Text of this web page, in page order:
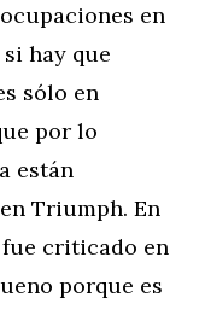
en
hay que
sólo en
por lo
están
Triumph. En
fue criticado en
porque es